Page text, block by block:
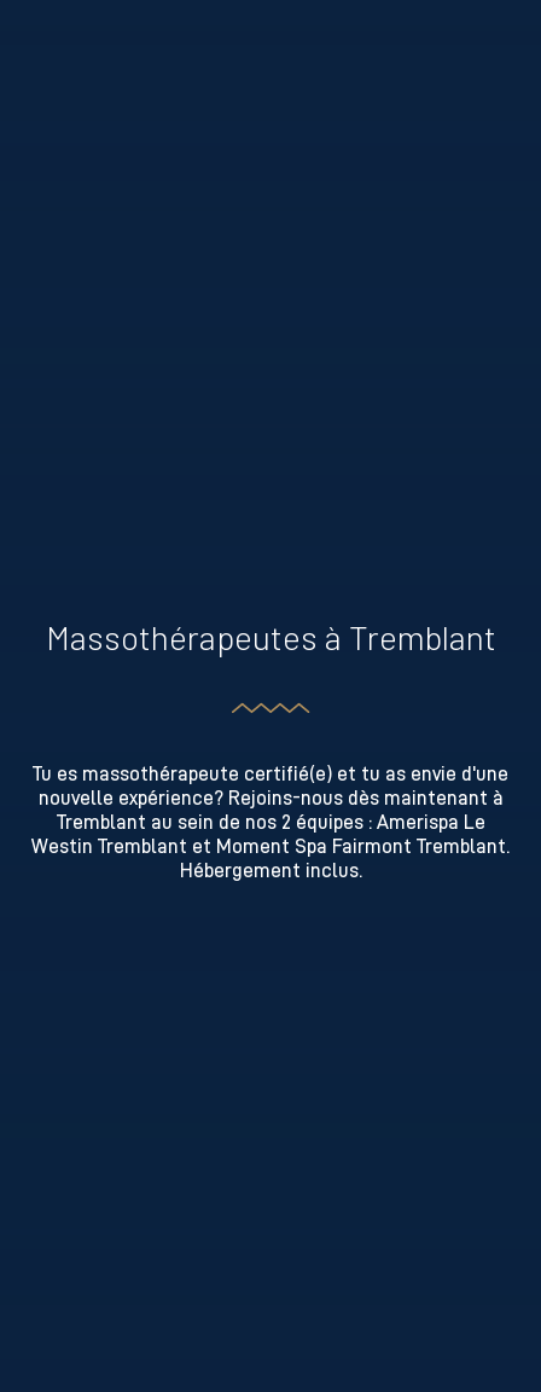
Massothérapeutes à Tremblant
Tu es massothérapeute certifié(e) et tu as envie d'une
nouvelle expérience? Rejoins-nous dès maintenant à
Tremblant au sein de nos 2 équipes : Amerispa Le
Westin Tremblant et Moment Spa Fairmont Tremblant.
Hébergement inclus.